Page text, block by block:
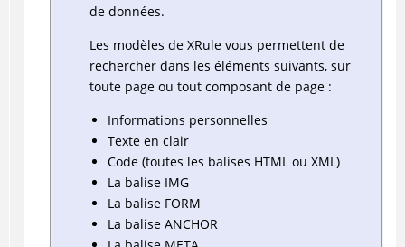
de données.
Les modèles de XRule vous permettent de
rechercher dans les éléments suivants, sur
toute page ou tout composant de page :
Informations personnelles
Texte en clair
Code (toutes les balises HTML ou XML)
La balise IMG
La balise FORM
La balise ANCHOR